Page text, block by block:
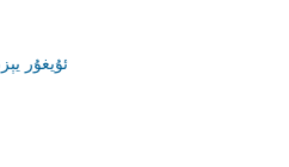
ئۇيغۇر